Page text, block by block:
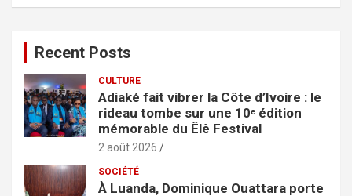
c
h
e
r
Recent Posts
CULTURE
Adiaké fait vibrer la Côte d’Ivoire : le
rideau tombe sur une 10ᵉ édition
mémorable du Êlê Festival
2 août 2026
SOCIÉTÉ
À Luanda, Dominique Ouattara porte